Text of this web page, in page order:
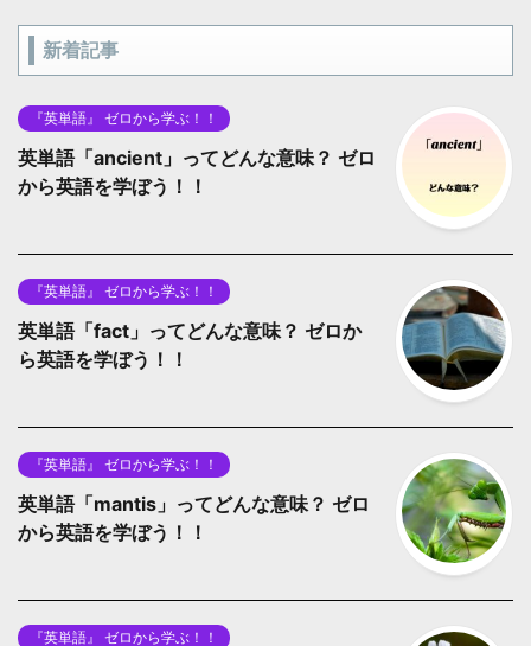
新着記事
『英単語』 ゼロから学ぶ！！
英単語「ancient」ってどんな意味？ ゼロ
から英語を学ぼう！！
『英単語』 ゼロから学ぶ！！
英単語「fact」ってどんな意味？ ゼロか
ら英語を学ぼう！！
『英単語』 ゼロから学ぶ！！
英単語「mantis」ってどんな意味？ ゼロ
から英語を学ぼう！！
『英単語』 ゼロから学ぶ！！